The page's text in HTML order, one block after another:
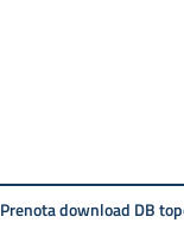
Prenota download DB